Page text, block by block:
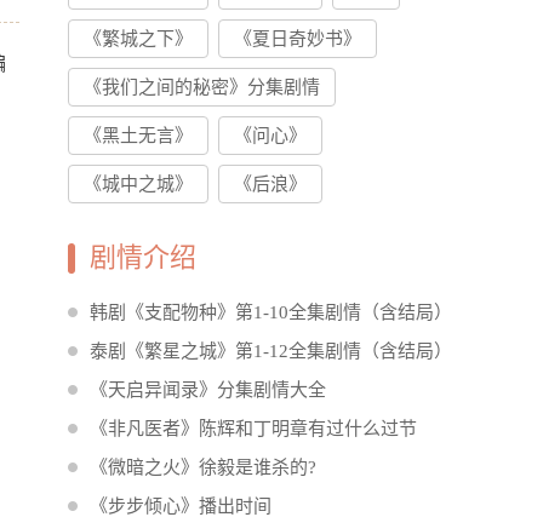
《繁城之下》 《夏日奇妙书》
《我们之间的秘密》分集剧情
《黑土无言》 《问心》
《城中之城》 《后浪》
剧情介绍
韩剧《支配物种》第1-10全集剧情（含结局）
泰剧《繁星之城》第1-12全集剧情（含结局）
《天启异闻录》分集剧情大全
《非凡医者》陈辉和丁明章有过什么过节
《微暗之火》徐毅是谁杀的?
《步步倾心》播出时间